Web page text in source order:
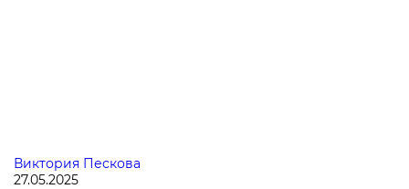
Виктория Пескова
27.05.2025